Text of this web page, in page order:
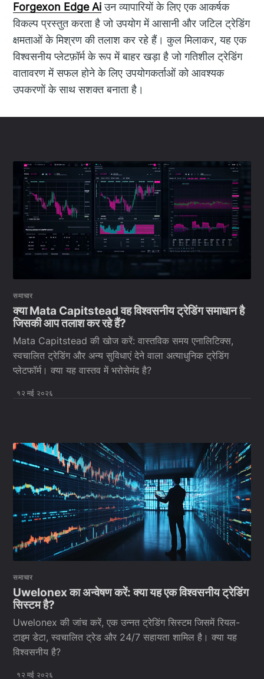
Forgexon Edge Aiउन व्यापारियों के लिए एक आकर्षक
विकल्प प्रस्तुत करता है जो उपयोग में आसानी और जटिल ट्रेडिंग
क्षमताओं के मिश्रण की तलाश कर रहे हैं। कुल मिलाकर, यह एक
विश्वसनीय प्लेटफ़ॉर्म के रूप में बाहर खड़ा है जो गतिशील ट्रेडिंग
वातावरण में सफल होने के लिए उपयोगकर्ताओं को आवश्यक
उपकरणों के साथ सशक्त बनाता है।
समाचार
क्या Mata Capitstead वह विश्वसनीय ट्रेडिंग समाधान है
जिसकी आप तलाश कर रहे हैं?
Mata Capitstead की खोज करें: वास्तविक समय एनालिटिक्स,
स्वचालित ट्रेडिंग और अन्य सुविधाएं देने वाला अत्याधुनिक ट्रेडिंग
प्लेटफॉर्म। क्या यह वास्तव में भरोसेमंद है?
१२ मई २०२६
समाचार
Uwelonex का अन्वेषण करें: क्या यह एक विश्वसनीय ट्रेडिंग
सिस्टम है?
Uwelonex की जांच करें, एक उन्नत ट्रेडिंग सिस्टम जिसमें रियल-
टाइम डेटा, स्वचालित ट्रेड और 24/7 सहायता शामिल है। क्या यह
विश्वसनीय है?
१२ मई २०२६